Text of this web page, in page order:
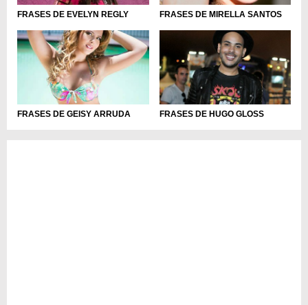
FRASES DE EVELYN REGLY FRASES DE MIRELLA SANTOS
FRASES DE GEISY ARRUDA FRASES DE HUGO GLOSS